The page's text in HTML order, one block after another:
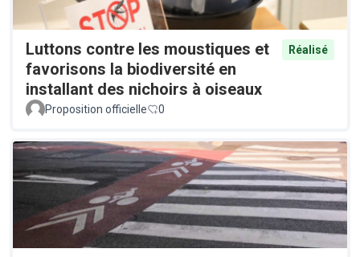
Luttons contre les moustiques et
favorisons la biodiversité en
installant des nichoirs à oiseaux
Réalisé
Proposition officielle 0